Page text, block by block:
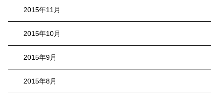
2015年11月
2015年10月
2015年9月
2015年8月